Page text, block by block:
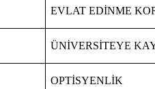
EVLAT EDİNME
ÜNİVERSİTEYE
OPTİSYENLİK